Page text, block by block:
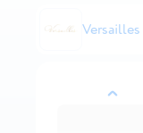
назад
Versailles